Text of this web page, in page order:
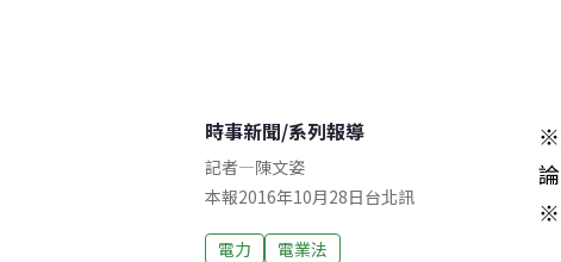
時事新聞/系列報導
記者—陳文姿
本報2016年10月28日台北訊
電力
電業法